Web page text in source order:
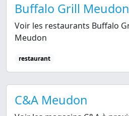
Buffalo Grill Meudon
Voir les restaurants Buffalo
Meudon
restaurant
C&A Meudon